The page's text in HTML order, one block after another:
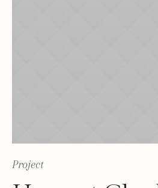
Project